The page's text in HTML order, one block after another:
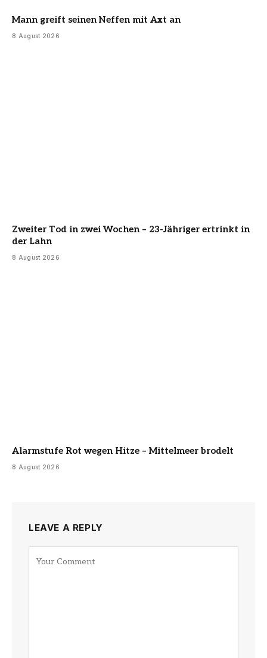
Mann greift seinen Neffen mit Axt an
8 August 2026
Zweiter Tod in zwei Wochen – 23-Jähriger ertrinkt in
der Lahn
8 August 2026
Alarmstufe Rot wegen Hitze – Mittelmeer brodelt
8 August 2026
LEAVE A REPLY